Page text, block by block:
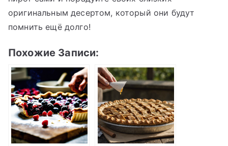
оригинальным десертом, который они будут
помнить ещё долго!
Похожие Записи: